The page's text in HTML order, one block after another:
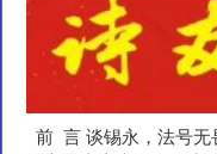
前 言 谈锡永，法号无